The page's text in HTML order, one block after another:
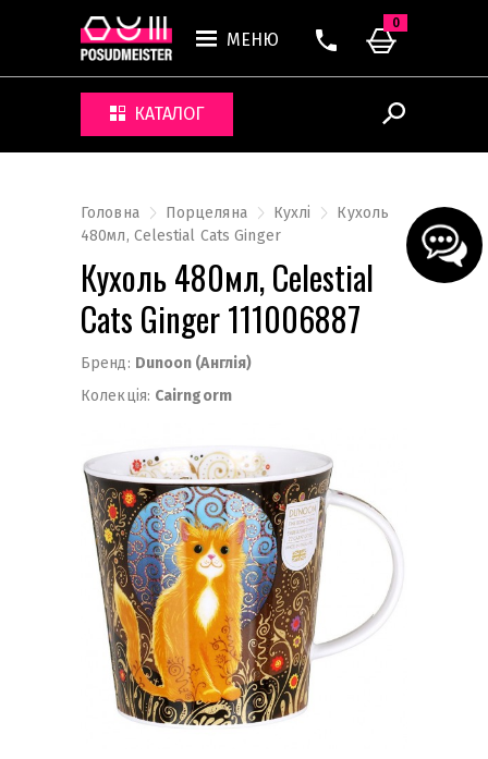
МЕНЮ
КАТАЛОГ
0
Головна Порцеляна Кухлі
Кухоль
480мл, Celestial Cats Ginger
Кухоль 480мл, Celestial
Cats Ginger 111006887
Бренд: Dunoon (Англія)
Колекція: Cairngorm